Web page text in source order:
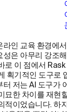
인 교육 환경에
성은 아무리 강조
로 이 점에서 Rask
획기적인 도구로
저는 AI 도구가
묘한 차이를 재현
적이었습니다. 하